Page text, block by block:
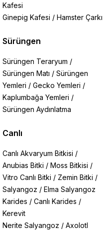
Kafesi
Ginepig Kafesi / Hamster Çarkı
Sürüngen
Sürüngen Teraryum /
Sürüngen Matı / Sürüngen
Yemleri / Gecko Yemleri /
Kaplumbağa Yemleri /
Sürüngen Aydınlatma
Canlı
Canlı Akvaryum Bitkisi /
Anubias Bitki / Moss Bitkisi /
Vitro Canlı Bitki / Zemin Bitki /
Salyangoz / Elma Salyangoz
Karides / Canlı Karides /
Kerevit
Nerite Salyangoz / Axolotl